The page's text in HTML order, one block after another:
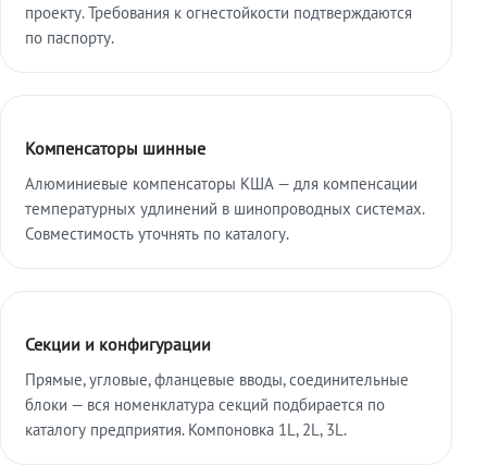
проекту. Требования к огнестойкости подтверждаются
по паспорту.
Компенсаторы шинные
Алюминиевые компенсаторы КША — для компенсации
температурных удлинений в шинопроводных системах.
Совместимость уточнять по каталогу.
Секции и конфигурации
Прямые, угловые, фланцевые вводы, соединительные
блоки — вся номенклатура секций подбирается по
каталогу предприятия. Компоновка 1L, 2L, 3L.